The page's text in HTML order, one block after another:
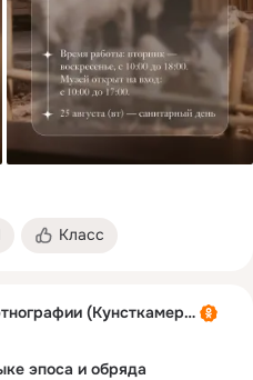
Класс
Музей антропологии и этнографии (Кунсткамера)
эпоса и обряда